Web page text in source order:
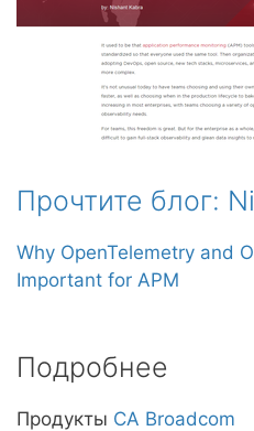
Прочтите блог:
Why OpenTelemetry and
Important for APM
Подробнее
Продукты CA Broadcom